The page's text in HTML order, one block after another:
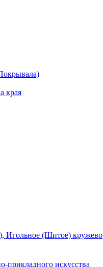
края
Игольное (Шитое) кружево
искусства